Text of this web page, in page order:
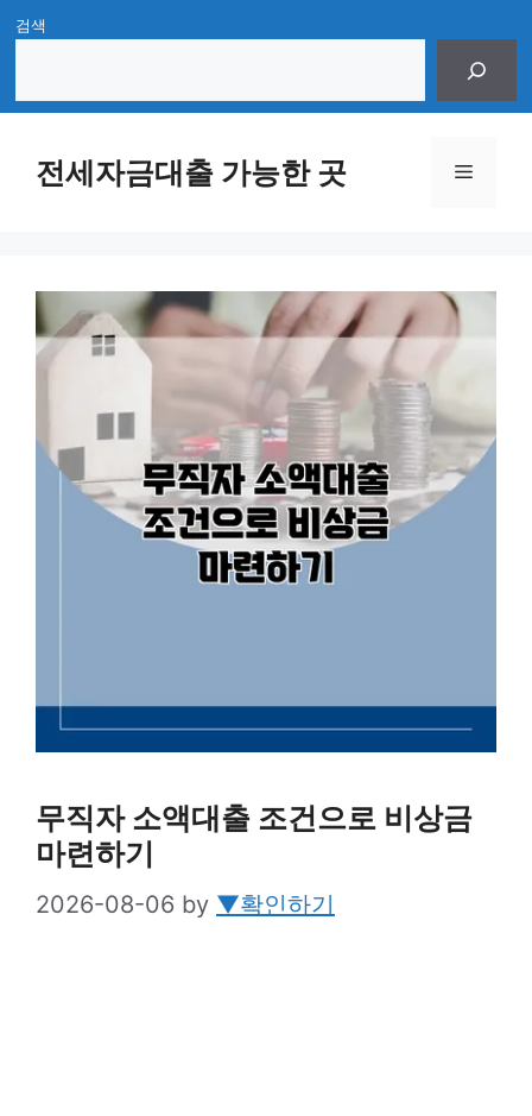
Skip
content
검색
전세자금대출 가능한 곳 Menu
무직자 소액대출 조건으로 비상금
마련하기
2026-08-06 by ▼확인하기